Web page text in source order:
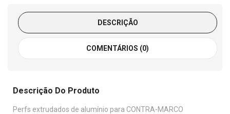
DESCRIÇÃO
COMENTÁRIOS (0)
Descrição Do Produto
Perfs extrudados de alumínio para CONTRA-MARCO